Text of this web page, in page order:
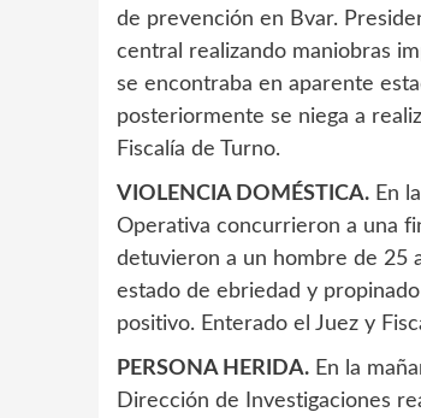
de prevención en Bvar.
central realizando maniobras
se encontraba en aparente
posteriormente se niega a
Fiscalía de Turno.
VIOLENCIA DOMÉSTICA. En
Operativa concurrieron a una
detuvieron a un hombre de 25
estado de ebriedad y
positivo. Enterado el Juez y
PERSONA HERIDA. En la
Dirección de Investigaciones